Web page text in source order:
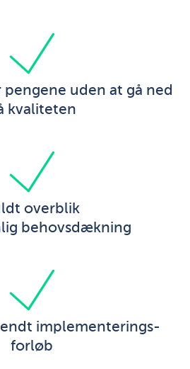
uden at gå ned
kvaliteten
overblik
behovsdækning
implementerings-
forløb